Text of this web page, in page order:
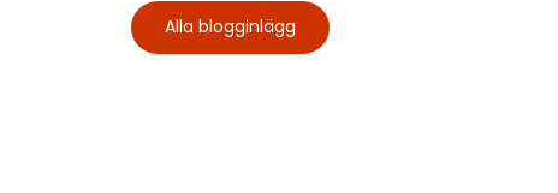
Alla blogginlägg